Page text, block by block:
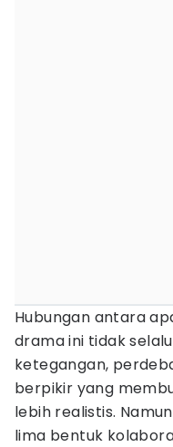
Hubungan antara
drama ini tidak
ketegangan,
berpikir yang
lebih realistis.
lima bentuk